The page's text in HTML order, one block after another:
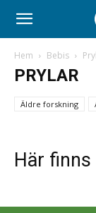
Hem Bebis
PRYLAR
Äldre forskning
Här